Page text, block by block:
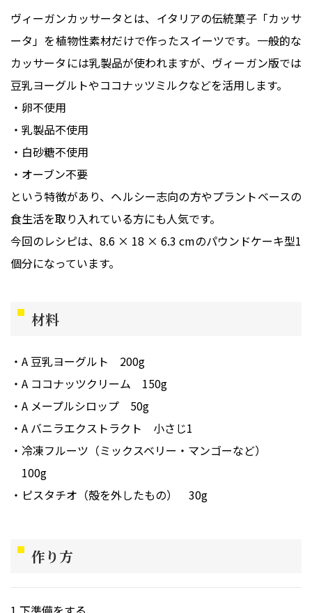
ヴィーガンカッサータとは、イタリアの伝統菓子「カッサ
ータ」を植物性素材だけで作ったスイーツです。一般的な
カッサータには乳製品が使われますが、ヴィーガン版では
豆乳ヨーグルトやココナッツミルクなどを活用します。
・卵不使用
・乳製品不使用
・白砂糖不使用
・オーブン不要
という特徴があり、ヘルシー志向の方やプラントベースの
食生活を取り入れている方にも人気です。
今回のレシピは、8.6 × 18 × 6.3 cmのパウンドケーキ型1
個分になっています。
材料
A 豆乳ヨーグルト
200g
A ココナッツクリーム
150g
A メープルシロップ
50g
A バニラエクストラクト
小さじ1
冷凍フルーツ（ミックスベリー・マンゴーなど）
100g
ピスタチオ（殻を外したもの）
30g
作り方